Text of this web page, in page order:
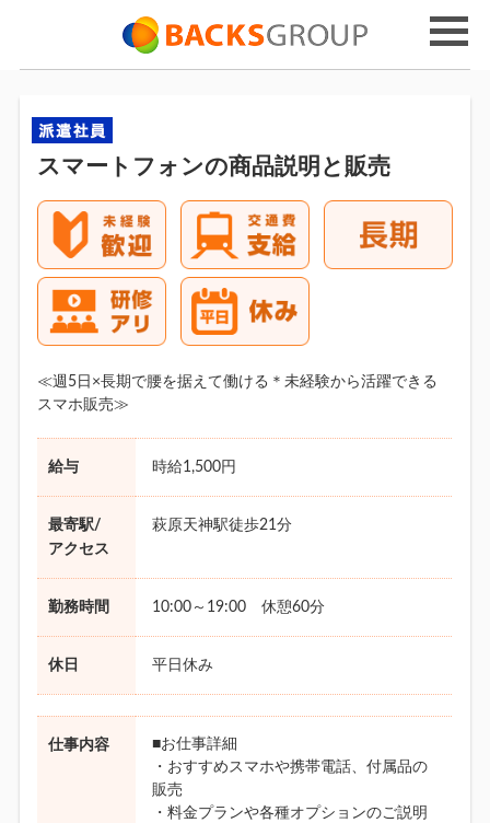
スマートフォンの商品説明と販売
≪週5日×長期で腰を据えて働ける＊未経験から活躍できる
スマホ販売≫
給与 時給1,500円
最寄駅/
アクセス
萩原天神駅徒歩21分
勤務時間 10:00～19:00 休憩60分
休日 平日休み
仕事内容
■お仕事詳細
・おすすめスマホや携帯電話、付属品の
販売
・料金プランや各種オプションのご説明